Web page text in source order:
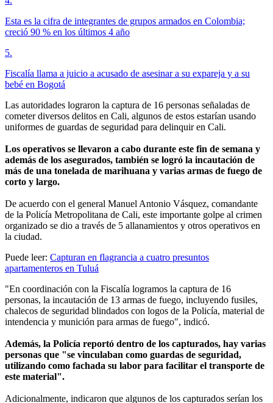
Esta es la cifra de integrantes de grupos armados en Colombia;
creció 90 % en los últimos 4 año
5.
Fiscalía llama a juicio a acusado de asesinar a su expareja y a su
bebé en Bogotá
Las autoridades lograron la captura de 16 personas señaladas de
cometer diversos delitos en Cali, algunos de estos estarían usando
uniformes de guardas de seguridad para delinquir en Cali.
Los operativos se llevaron a cabo durante este fin de semana y
además de los asegurados, también se logró la incautación de
más de una tonelada de marihuana y varias armas de fuego de
corto y largo.
De acuerdo con el general Manuel Antonio Vásquez, comandante
de la Policía Metropolitana de Cali, este importante golpe al crimen
organizado se dio a través de 5 allanamientos y otros operativos en
la ciudad.
Puede leer: Capturan en flagrancia a cuatro presuntos
apartamenteros en Tuluá
"En coordinación con la Fiscalía logramos la captura de 16
personas, la incautación de 13 armas de fuego, incluyendo fusiles,
chalecos de seguridad blindados con logos de la Policía, material de
intendencia y munición para armas de fuego", indicó.
Además, la Policía reportó dentro de los capturados, hay varias
personas que "se vinculaban como guardas de seguridad,
utilizando como fachada su labor para facilitar el transporte de
este material".
Adicionalmente, indicaron que algunos de los capturados serían los